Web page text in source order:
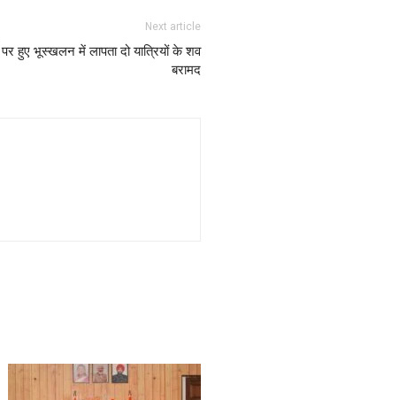
Next article
पर हुए भूस्खलन में लापता दो यात्रियों के शव
बरामद